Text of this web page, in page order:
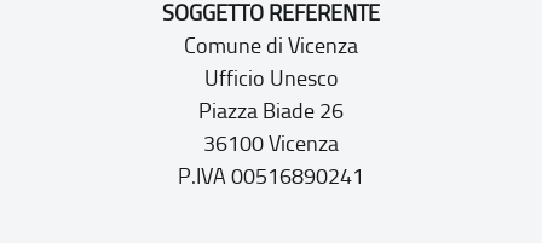
SOGGETTO REFERENTE
Comune di Vicenza
Ufficio Unesco
Piazza Biade 26
36100 Vicenza
P.IVA 00516890241